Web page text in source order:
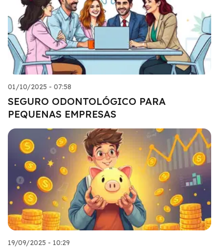
01/10/2025 - 07:58
SEGURO ODONTOLÓGICO PARA
PEQUENAS EMPRESAS
19/09/2025 - 10:29